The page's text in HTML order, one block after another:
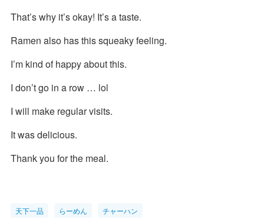
That’s why it’s okay! It’s a taste.
Ramen also has this squeaky feeling.
I’m kind of happy about this.
I don’t go in a row … lol
I will make regular visits.
It was delicious.
Thank you for the meal.
天下一品 らーめん チャーハン